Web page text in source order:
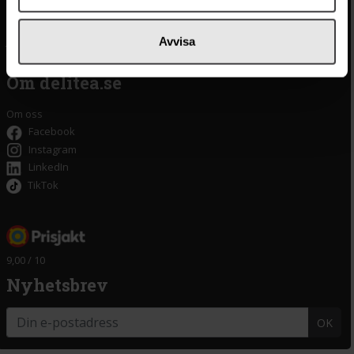
Avvisa
Cookieinställningar
Pistagekräm
Press
Om delitea.se
Om oss
Facebook
Instagram
LinkedIn
TikTok
9,00 / 10
Nyhetsbrev
OK